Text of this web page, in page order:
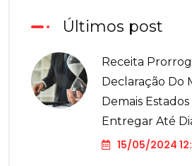
Últimos post
Receita
Declaração Do
Demais
Entregar Até
15/05/2024